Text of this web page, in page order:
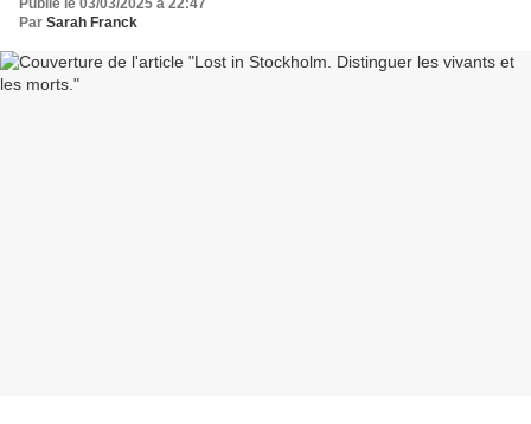
Publié le 03/03/2025 à 22:47
Par Sarah Franck